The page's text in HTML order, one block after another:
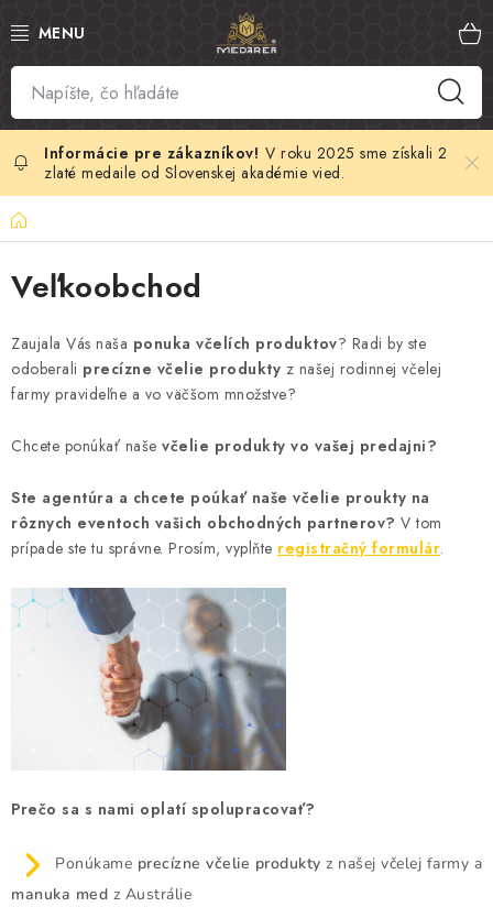
na
SLOVENSKÝ MED
MANUKA MED
VČELÍ PEĽ
VČELÍ JED
MEDOVÁ KOZMETIKA
MEDOVINA
MEDOVÉ DARČEKOVÉ SETY
VÝROBKY Z VOSKU
DOPLNKY KU VČELÍM PRODUKTOM
MEDOVÉ CUKROVINKY
VČELÁRSKE POTREBY
V roku 2025 sme získali 2
zlaté medaile od Slovenskej akadémie vied.
Domov
Veľkoobchod
Zaujala Vás naša ponuka včelích produktov? Radi by ste
odoberali precízne včelie produkty z našej rodinnej včelej
farmy pravideľne a vo väčšom množstve?
Chcete ponúkať naše včelie produkty vo vašej predajni?
Ste agentúra a chcete poúkať naše včelie proukty na
rôznych eventoch vašich obchodných partnerov? V tom
prípade ste tu správne. Prosím, vyplňte registračný formulár.
Prečo sa s nami oplatí spolupracovať?
Ponúkame precízne včelie produkty z našej včelej farmy a
manuka med z Austrálie